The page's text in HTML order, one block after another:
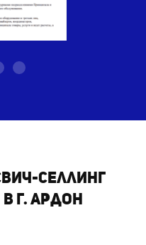
селлинг
г. Ардон